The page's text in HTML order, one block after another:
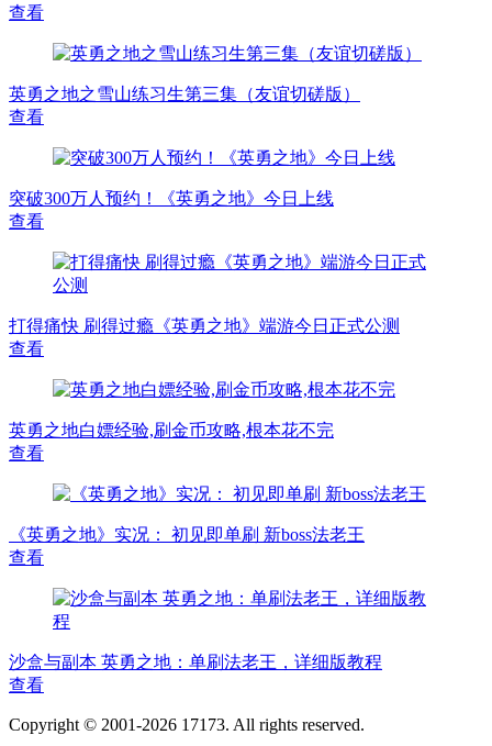
查看
英勇之地之雪山练习生第三集（友谊切磋版）
查看
突破300万人预约！《英勇之地》今日上线
查看
打得痛快 刷得过瘾《英勇之地》端游今日正式公测
查看
英勇之地白嫖经验,刷金币攻略,根本花不完
查看
《英勇之地》实况： 初见即单刷 新boss法老王
查看
沙盒与副本 英勇之地：单刷法老王，详细版教程
查看
Copyright © 2001-2026 17173. All rights reserved.